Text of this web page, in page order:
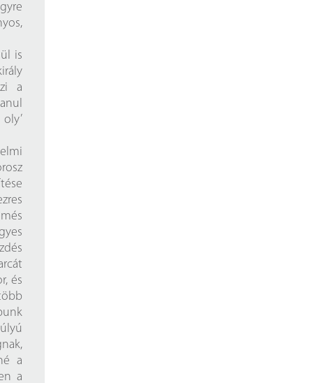
is
a
és
a
a